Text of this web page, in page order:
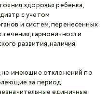
здоровья ребенка,
с учетом
и систем, перенесенных
гармоничности
развития, наличия
не имеющие отклонений по
за период